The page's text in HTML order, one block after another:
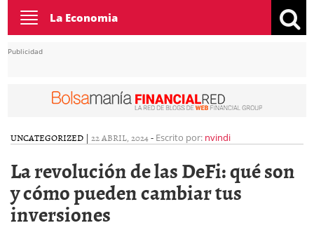
Toggle
navigation
La Economia
Publicidad
UNCATEGORIZED | 22 ABRIL, 2024- Escrito por: nvindi
La revolución de las DeFi: qué son
y cómo pueden cambiar tus
inversiones